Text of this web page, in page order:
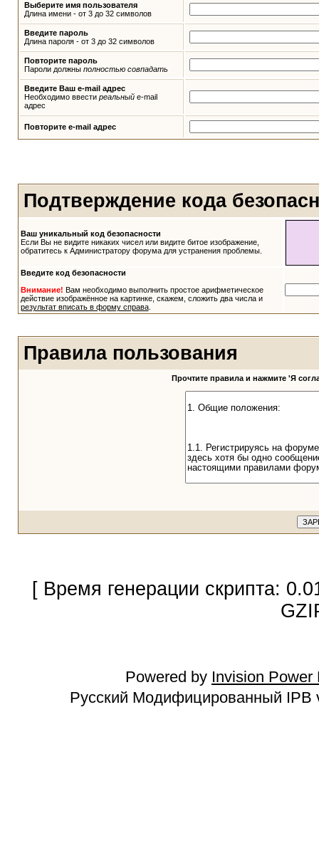
Выберите имя пользователя
Длина имени - от 3 до 32 символов
Введите пароль
Длина пароля - от 3 до 32 символов
Повторите пароль
Пароли должны полностью совпадать
Введите Ваш e-mail адрес
Необходимо ввести реальныйe-mail
адрес
Повторите e-mail адрес
Подтверждение кода
Ваш уникальный код безопасности
Если Вы не видите никаких чисел или видите битое изображение,
обратитесь к Администратору форума для устранения проблемы.
Введите код безопасности
Внимание! Вам необходимо выполнить простое арифметическое
действие изображённое на картинке, скажем, сложить два числа и
результат вписать в форму справа.
Правила пользования
Прочтите правила и нажмите 'Я
[ Время генерации скрипта:
Powered by Invision Power
Русский Модифицированный IPB